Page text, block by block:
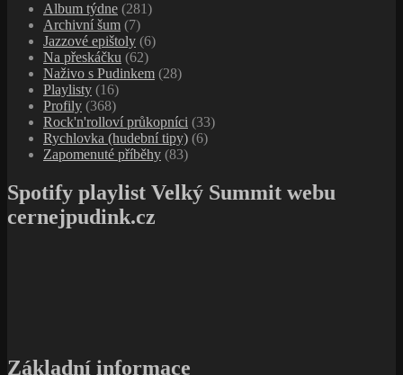
Album týdne (281)
Archivní šum (7)
Jazzové epištoly (6)
Na přeskáčku (62)
Naživo s Pudinkem (28)
Playlisty (16)
Profily (368)
Rock'n'rolloví průkopníci (33)
Rychlovka (hudební tipy) (6)
Zapomenuté příběhy (83)
Spotify playlist Velký Summit webu
cernejpudink.cz
Základní informace